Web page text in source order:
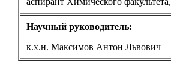
Научный руководитель:
к.x.н. Максимов Антон Львович